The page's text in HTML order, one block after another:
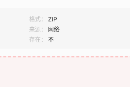
格式：
ZIP
来源：
网络
存在： 不